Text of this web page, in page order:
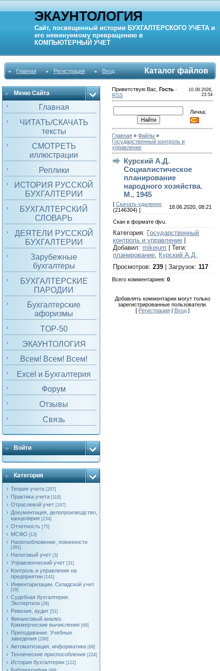
ЭКАУНТОЛОГИЯ
Сайт, посвященный истории БУХГАЛТЕРСКОГО УЧЕТА и
его неминуемому превращению в
КОМПЬЮТЕРНЫЙ УЧЕТ
Главная Регистрация Вход Каталог файлов
Меню Сайта
Главная
ЧИТАТЬ/СКАЧАТЬ
тексты
СМОТРЕТЬ
иллюстрации
Реплики
ИСТОРИЯ РУССКОЙ
БУХГАЛТЕРИИ
БУХГАЛТЕРСКИЙ
СЛОВАРЬ
ДЕЯТЕЛИ РУССКОЙ
БУХГАЛТЕРИИ
Зарубежные
бухгалтеры
БУХГАЛТЕРСКИЕ
ПАРОДИИ
Бухгалтерские
афоризмы
TOP-50
ЭКАУНТОЛОГИЯ
Всем! Всем! Всем!
Excel и Бухгалтерия
Форум
Отзывы
Связь
Войти
Категория
Теория учета [297]
Практика учета [118]
Отраслевой учет [197]
Документация, делопроизводство,
канцелярия [234]
Отчетность [75]
МСФО [13]
Налогообложение, повинности
[391]
Налоговый учет [3]
Управленческий учет [31]
Контроль и управление на
предприятии [141]
Инвентаризации. Складской учет
[18]
Судебная бухгалтерия.
Экспертиза [26]
Ревизия, аудит [51]
Финансовый анализ.
Коммерческие вычисления [69]
Преподавание. Учебные
заведения [180]
Автоматизация, информатика [68]
Технические приспособления [224]
История бухгалтерии [122]
Приветствую Вас ,Гость ·
RSS
10.08.2026,
23:54
Личка:
Главная »Файлы »
Государственный контроль и
управление
Курский А.Д.
Социалистическое
планирование
народного хозяйства.
М., 1945
[Скачать удаленно
(2146304) ]
18.06.2020, 08:21
Скан в формате djvu.
Категория: Государственный
контроль и управление
Добавил: mikejum |Теги:
планирование, Курский А.Д.
Просмотров:239 |Загрузок:117
Всего комментариев:0
Добавлять комментарии могут только
зарегистрированные пользователи.
[ Регистрация| Вход]